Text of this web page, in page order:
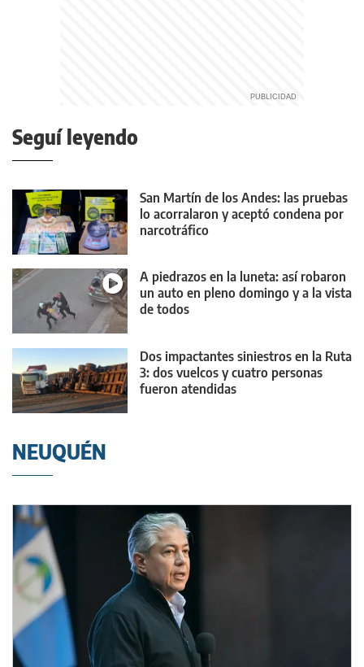
Seguí leyendo
San Martín de los Andes: las pruebas
lo acorralaron y aceptó condena por
narcotráfico
A piedrazos en la luneta: así robaron
un auto en pleno domingo y a la vista
de todos
Dos impactantes siniestros en la Ruta
3: dos vuelcos y cuatro personas
fueron atendidas
NEUQUÉN